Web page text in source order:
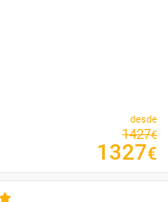
desde
1427€
1327€